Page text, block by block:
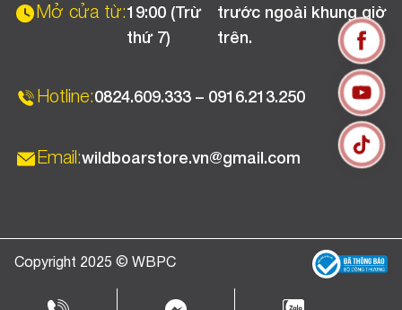
Mở cửa từ:19:00 (Trừ
thứ 7)
trước ngoài khung giờ
trên.
Hotline:0824.609.333 – 0916.213.250
Email:wildboarstore.vn@gmail.com
Copyright 2025 © WBPC